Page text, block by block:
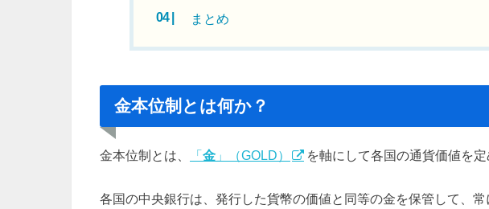
まとめ
金本位制とは何か？
金本位制とは、 「金 」（GOLD） を軸にして各国の通貨価値を定
各国の中央銀行は、発行した貨幣の価値と同等の金を保管して、